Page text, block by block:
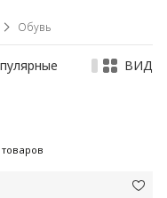
Обувь
ВИД
товаров